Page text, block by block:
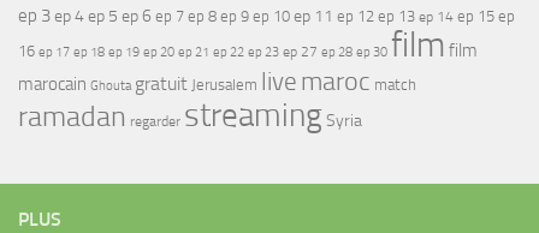
ep 3ep 4ep 5 ep 6 ep 7 ep 8 ep 9 ep 10 ep 11 ep 12 ep 13 ep 14 ep 15 ep
16 ep 17 ep 18 ep 19 ep 20 ep 21 ep 22 ep 23 ep 27 ep 28 ep 30 film film
marocain Ghouta gratuit Jerusalem live maroc match
ramadan regarder streamingSyria
PLUS